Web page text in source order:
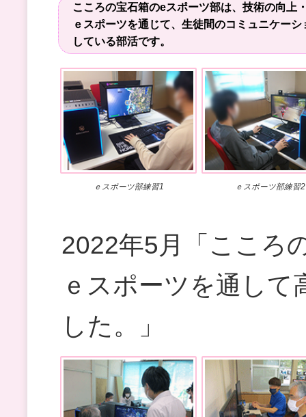
こころの宝石箱のeスポーツ部は、技術の向上
ｅスポーツを通じて、生徒間のコミュニケー
している部活です。
ｅスポーツ部練習1 ｅスポーツ部練習2
2022年5月「こころ
ｅスポーツを通し
した。」